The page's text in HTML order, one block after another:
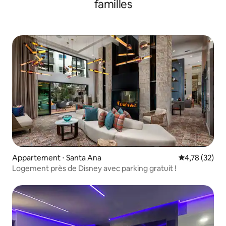
familles
Appartement ⋅ Santa Ana Évaluation
4,78 (32)
Logement près de Disney avec parking gratuit !